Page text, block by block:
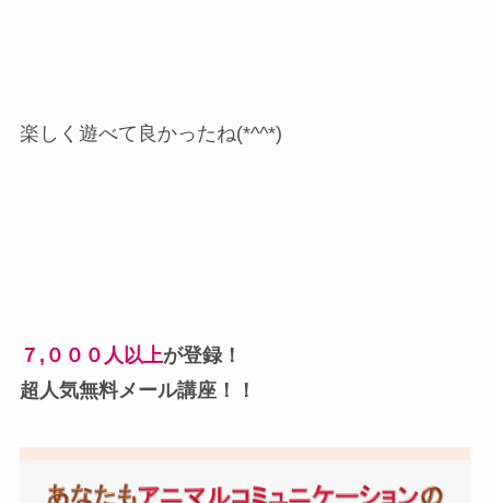
楽しく遊べて良かったね(*^^*)
７,０００人以上が登録！
超人気無料メール講座！！